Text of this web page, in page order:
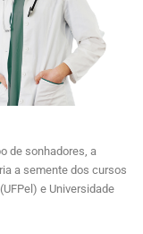
de sonhadores, a
a semente dos cursos
e Universidade